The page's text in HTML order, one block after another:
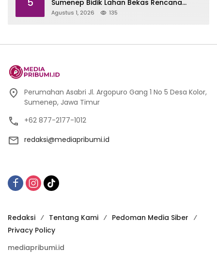
Sumenep Bidik Lahan Bekas Rencana
Sport Center
Agustus 1, 2026 135
Perumahan Asabri Jl. Argopuro Gang 1 No 5 Desa Kolor,
Sumenep, Jawa Timur
+62 877-2177-1012
redaksi@mediapribumi.id
Redaksi Tentang Kami
Pedoman Media Siber
Privacy Policy
mediapribumi.id